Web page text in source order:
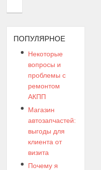
ПОПУЛЯРНОЕ
Некоторые
вопросы и
проблемы с
ремонтом
АКПП
Магазин
автозапчастей:
выгоды для
клиента от
визита
Почему я